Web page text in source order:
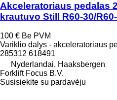
Akceleratoriaus pedalas
krautuvo Still R60-30/
100 € Be PVM
Variklio dalys - akceleratoriaus
285312 618491
Nyderlandai, Haaksbergen
Forklift Focus B.V.
Susisiekite su pardavėju